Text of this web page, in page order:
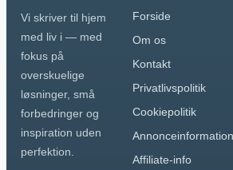
Vi skriver til hjem
med liv i — med
fokus på
overskuelige
løsninger, små
forbedringer og
inspiration uden
perfektion.
Forside
Om os
Kontakt
Privatlivspolitik
Cookiepolitik
Annonceinformation
Affiliate-info